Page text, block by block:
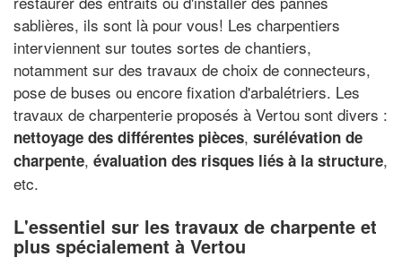
sablières, ils sont là pour vous! Les charpentiers
interviennent sur toutes sortes de chantiers,
notamment sur des travaux de choix de connecteurs,
pose de buses ou encore fixation d'arbalétriers. Les
travaux de charpenterie proposés à Vertou sont divers :
nettoyage des différentes pièces, surélévation de
charpente, évaluation des risques liés à la structure,
etc.
L'essentiel sur les travaux de charpente et
plus spécialement à Vertou